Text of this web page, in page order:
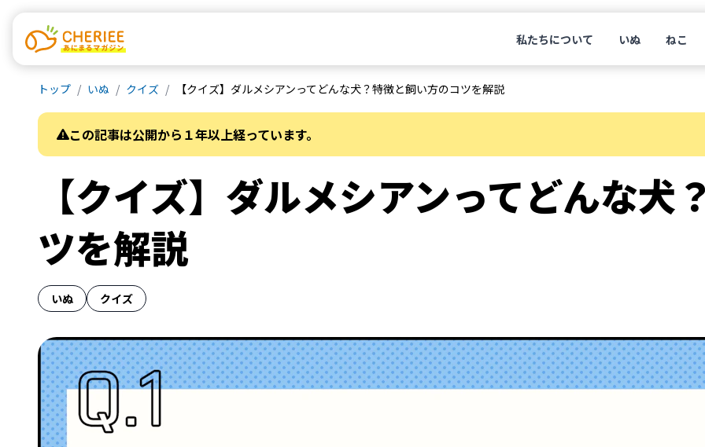
私たちについて いぬ ねこ
トップ いぬ クイズ 【クイズ】ダルメシアンってどんな犬？特徴と飼い方のコツを解説
この記事は公開から１年以上経っています。
【クイズ】ダルメシアンってどんな犬
ツを解説
いぬ クイズ